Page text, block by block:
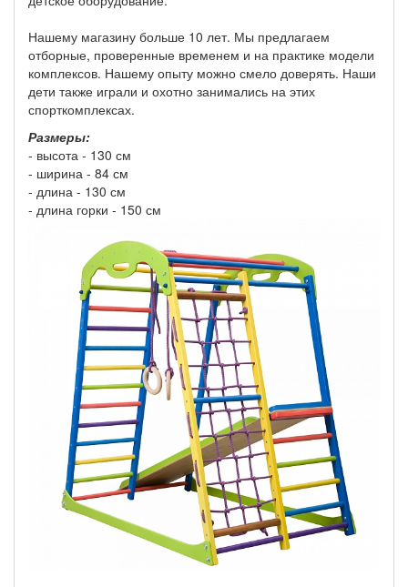
Нашему магазину больше 10 лет. Мы предлагаем
отборные, проверенные временем и на практике модели
комплексов. Нашему опыту можно смело доверять. Наши
дети также играли и охотно занимались на этих
спорткомплексах.
Размеры:
- высота - 130 см
- ширина - 84 см
- длина - 130 см
- длина горки - 150 см